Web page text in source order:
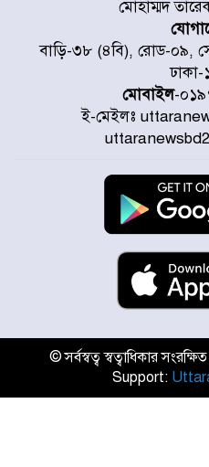
জুলাই
নেতারা
ভেবে
দায়িত্ব
মোহাম্মদ
বাড়ি-৩৮ (৪বি), রোড-০৯,
মোবাইল-
ই-মেইলঃ
© সর্বস্বত্ব স্বত্বাধিকার
Support: